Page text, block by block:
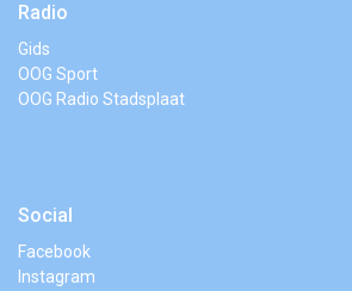
Radio
Gids
OOG Sport
OOG Radio Stadsplaat
Social
Facebook
Instagram